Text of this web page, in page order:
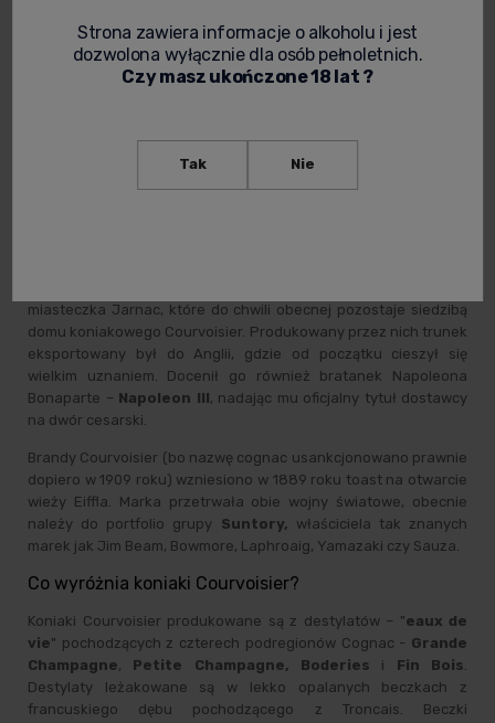
Bonaparte. Armia cesarza złożyła wtedy zamówienie na większą
ilość beczek brandy.
podczas zesłania na wyspę świętej Heleny. Dla dalszego
sukcesu marki nie bez znaczenia jest fakt, że eskortujący
Napoleona oficerowie nazwali trunek "brandy of Napoleon
miasteczka Jarnac, które do chwili obecnej pozostaje siedzibą
domu koniakowego Courvoisier. Produkowany przez nich trunek
eksportowany był do Anglii, gdzie od początku cieszył się
wielkim uznaniem. Docenił go również bratanek Napoleona
Bonaparte – Napoleon III, nadając mu oficjalny tytuł dostawcy
na dwór cesarski.
Brandy Courvoisier (bo nazwę cognac usankcjonowano prawnie
dopiero w 1909 roku) wzniesiono w 1889 roku toast na otwarcie
wieży Eiffla. Marka przetrwała obie wojny światowe, obecnie
należy do portfolio grupy Suntory, właściciela tak znanych
marek jak Jim Beam, Bowmore, Laphroaig, Yamazaki czy Sauza.
Co wyróżnia koniaki Courvoisier?
Koniaki Courvoisier produkowane są z destylatów – "eaux de
vie" pochodzących z czterech podregionów Cognac - Grande
Champagne, Petite Champagne, Boderies i Fin Bois
Destylaty leżakowane są w lekko opalanych beczkach z
francuskiego dębu pochodzącego z Troncais. Beczki
Strona zawiera informacje o alkoholu i jest
dozwolona wyłącznie dla osób pełnoletnich.
Czy masz ukończone 18 lat ?
Tak Nie